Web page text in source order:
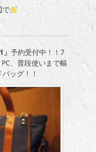
で
予約受付中！！7
、普段使いまで幅
ッグ！！